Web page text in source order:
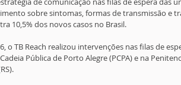
sobre sintomas, formas de transmissão e
10,5% dos novos casos no Brasil.
o TB Reach realizou intervenções nas filas de
Cadeia Pública de Porto Alegre (PCPA) e na